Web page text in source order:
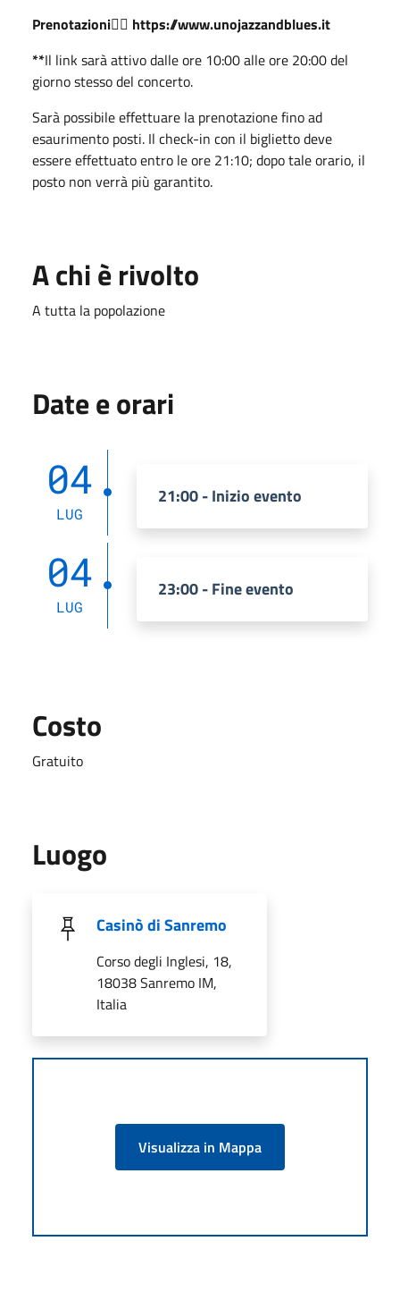
Prenotazioni👉🏻 https://www.unojazzandblues.it
**Il link sarà attivo dalle ore 10:00 alle ore 20:00 del
giorno stesso del concerto.
Sarà possibile effettuare la prenotazione fino ad
esaurimento posti. Il check-in con il biglietto deve
essere effettuato entro le ore 21:10; dopo tale orario, il
posto non verrà più garantito.
A chi è rivolto
A tutta la popolazione
Date e orari
04
LUG
21:00 - Inizio evento
04
LUG
23:00 - Fine evento
Costo
Gratuito
Luogo
Casinò di Sanremo
Corso degli Inglesi, 18,
18038 Sanremo IM,
Italia
Visualizza in Mappa